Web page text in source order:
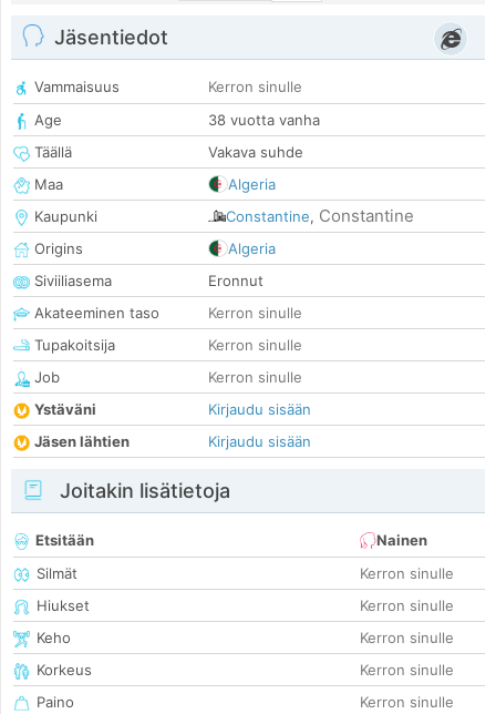
Jäsentiedot
Vammaisuus
Kerron sinulle
Age
38 vuotta vanha
Täällä
Vakava suhde
Maa
Algeria
Kaupunki
Constantine, Constantine
Origins
Algeria
Siviiliasema
Eronnut
Akateeminen taso
Kerron sinulle
Tupakoitsija
Kerron sinulle
Job
Kerron sinulle
Ystäväni
Kirjaudu sisään
Jäsen lähtien
Kirjaudu sisään
Joitakin lisätietoja
Etsitään
Nainen
Silmät
Kerron sinulle
Hiukset
Kerron sinulle
Keho
Kerron sinulle
Korkeus
Kerron sinulle
Paino
Kerron sinulle